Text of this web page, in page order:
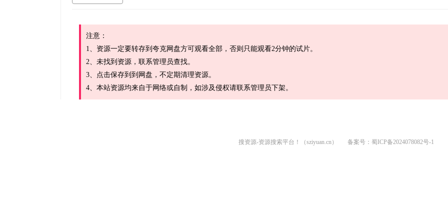
注意：
1、资源一定要转存到夸克网盘方可观看全部，否则只能观看2分钟的试片。
2、未找到资源，联系管理员查找。
3、点击保存到到网盘，不定期清理资源。
4、本站资源均来自于网络或自制，如涉及侵权请联系管理员下架。
搜资源-资源搜索平台！（sziyuan.cn） 备案号： 蜀ICP备2024078082号-1